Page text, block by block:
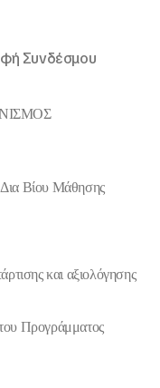
Συνδέσμου
Βίου Μάθησης
και αξιολόγησης
Προγράμματος